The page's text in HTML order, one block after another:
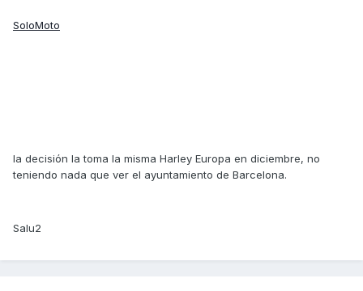
SoloMoto
la decisión la toma la misma Harley Europa en diciembre, no
teniendo nada que ver el ayuntamiento de Barcelona.
Salu2